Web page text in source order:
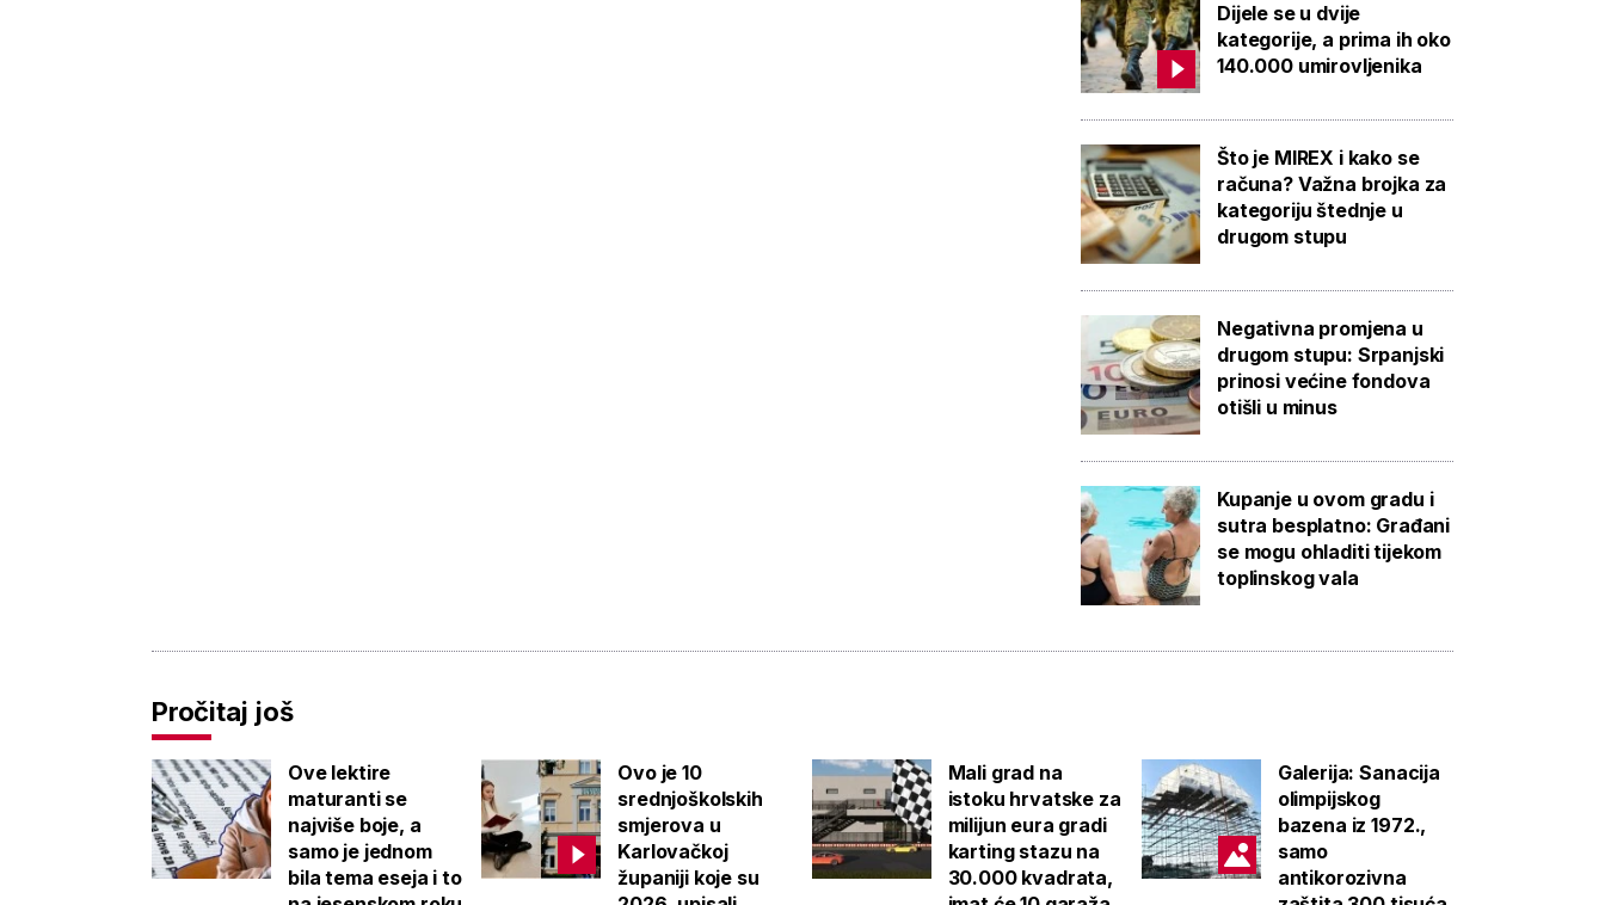
Dijele se u dvije
kategorije, a prima ih oko
140.000 umirovljenika
Što je MIREX i kako se
računa? Važna brojka za
kategoriju štednje u
drugom stupu
Negativna promjena u
drugom stupu: Srpanjski
prinosi većine fondova
otišli u minus
Kupanje u ovom gradu i
sutra besplatno: Građani
se mogu ohladiti tijekom
toplinskog vala
Pročitaj još
Ove lektire
maturanti se
najviše boje, a
samo je jednom
bila tema eseja i to
Ovo je 10
srednjoškolskih
smjerova u
Karlovačkoj
županiji koje su
Mali grad na
istoku hrvatske za
milijun eura gradi
karting stazu na
30.000 kvadrata,
Galerija: Sanacija
olimpijskog
bazena iz 1972.,
samo
antikorozivna